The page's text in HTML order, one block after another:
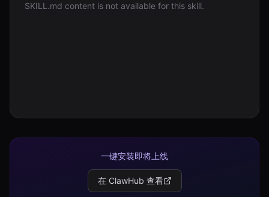
登录
SKILL.md content is not available for this skill.
一键安装即将上线
在 ClawHub 查看